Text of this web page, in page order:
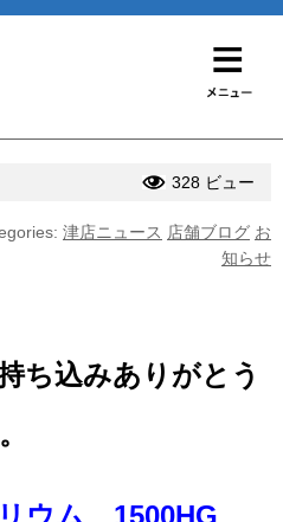
328 ビュー
津店ニュース 店舗ブログ お
知らせ
ち込みありがとう
ウム 1500HG